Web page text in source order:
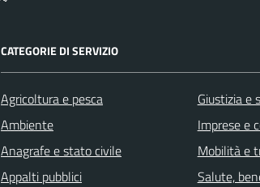
CATEGORIE DI SERVIZIO
Agricoltura e pesca
Ambiente
Anagrafe e stato civile
Appalti pubblici
Giustizia e
Imprese e
Mobilità e
Salute,